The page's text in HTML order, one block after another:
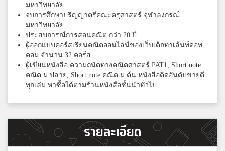
มหาวิทยาลัย
จบการศึกษาปริญญาตรีคณะครุศาสตร์ จุฬาลงกรณ์
มหาวิทยาลัย
ประสบการณ์การสอนคณิต กว่า 20 ปี
ผู้ออกแบบคอร์สเรียนคณิตออนไลน์ของเว็บเด็กทาเล้นท์ดอท
คอม จำนวน 32 คอร์ส
ผู้เขียนหนังสือ ความถนัดทางคณิตศาสตร์ PAT1, Short note
คณิต ม.ปลาย, Short note คณิต ม.ต้น หนังสือติดอันดับขายดี
ทุกเล่ม หาซื้อได้ตามร้านหนังสือชั้นนำทั่วไป
รายละเอียด